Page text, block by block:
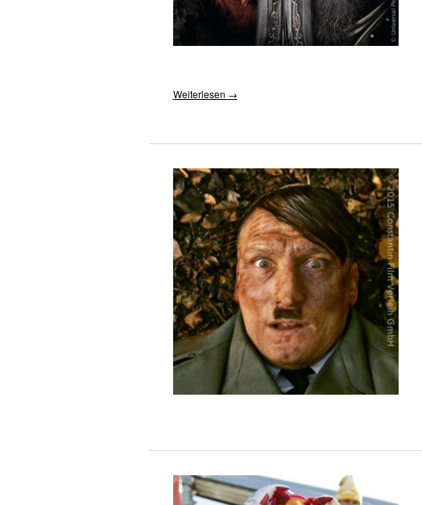
Weiterlesen →